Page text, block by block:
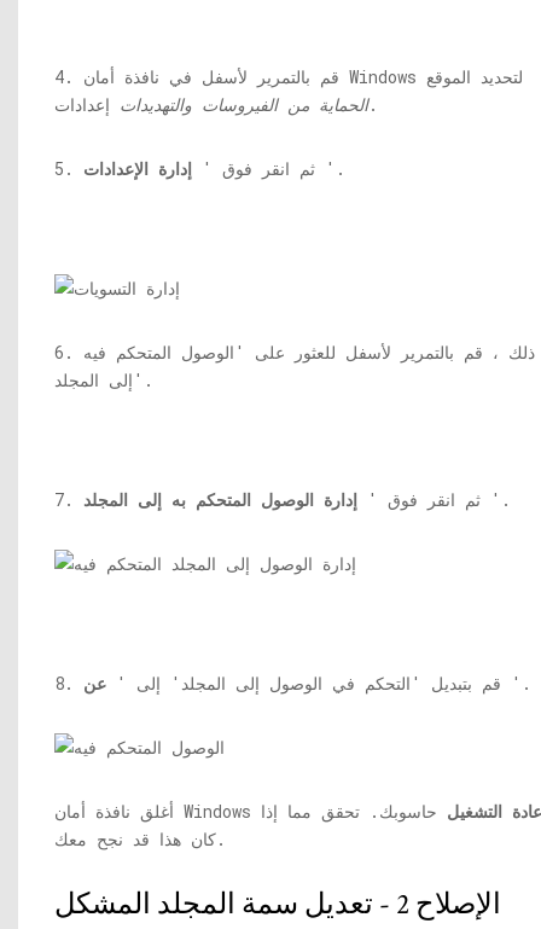
4. قم بالتمرير لأسفل في نافذة أمان Windows لتحديد الموقع
الحماية من الفيروسات والتهديداتإعدادات.
5. ثم انقر فوق ' إدارة الإعدادات '.
6. بعد ذلك ، قم بالتمرير لأسفل للعثور على 'الوصول المتحكم فيه
إلى المجلد'.
7. ثم انقر فوق ' إدارة الوصول المتحكم به إلى المجلد '.
8. قم بتبديل 'التحكم في الوصول إلى المجلد' إلى ' عن '.
التشغيل حاسوبك. تحقق مما إذا
كان هذا قد نجح معك.
الإصلاح 2 - تعديل سمة المجلد المشكل